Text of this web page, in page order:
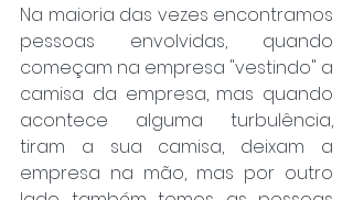
Na maioria das vezes encontramos
pessoas envolvidas, quando
começam na empresa "vestindo" a
camisa da empresa, mas quando
acontece alguma turbulência,
tiram a sua camisa, deixam a
empresa na mão, mas por outro